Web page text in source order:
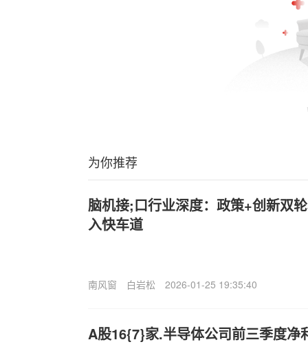
为你推荐
脑机接;口行业深度：政策+创新双
入快车道
南风窗 白岩松 2026-01-25 19:35:40
A股16{7}家.半导体公司前三季度净